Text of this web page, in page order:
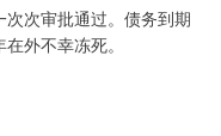
次审批通过。债务到期
外不幸冻死。